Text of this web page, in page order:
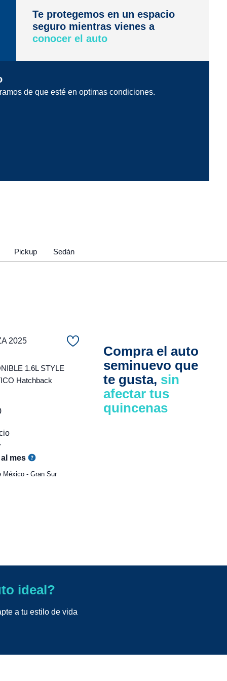
Te protegemos en un espacio
seguro mientras vienes a
conocer el auto
de que esté en optimas condiciones.
Pickup Sedán
2025
1.6L STYLE
Hatchback
mes
México - Gran Sur
Compra el auto
seminuevo que
te gusta, sin
afectar tus
quincenas
ideal?
a tu estilo de vida